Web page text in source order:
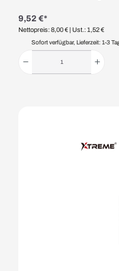
9,52 €*
Nettopreis: 8,00 € | Ust.: 1,52 €
Sofort verfügbar, Lieferzeit: 1-3